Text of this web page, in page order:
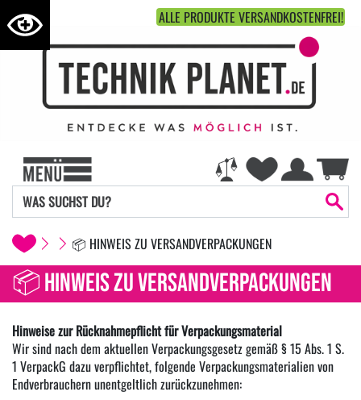
ALLE PRODUKTE VERSANDKOSTENFREI!
📦 HINWEIS ZU VERSANDVERPACKUNGEN
📦 HINWEIS ZU VERSANDVERPACKUNGEN
Hinweise zur Rücknahmepflicht für Verpackungsmaterial
Wir sind nach dem aktuellen Verpackungsgesetz gemäß § 15 Abs. 1 S.
1 VerpackG dazu verpflichtet, folgende Verpackungsmaterialien von
Endverbrauchern unentgeltlich zurückzunehmen: